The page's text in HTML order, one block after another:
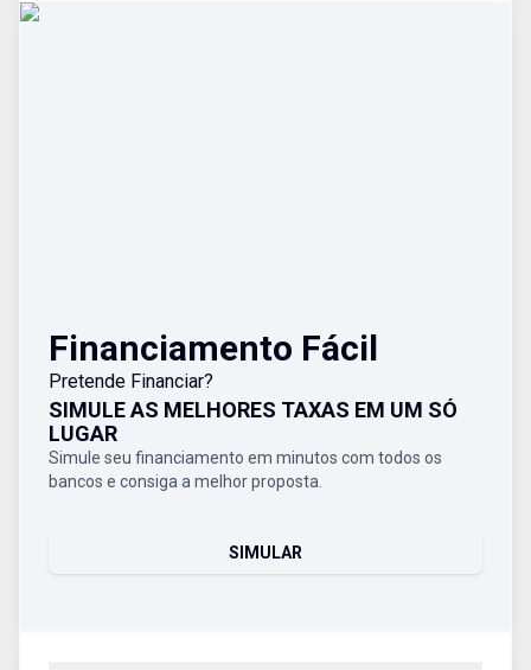
Financiamento Fácil
Pretende Financiar?
SIMULE AS MELHORES TAXAS EM UM SÓ
LUGAR
Simule seu financiamento em minutos com todos os
bancos e consiga a melhor proposta.
SIMULAR